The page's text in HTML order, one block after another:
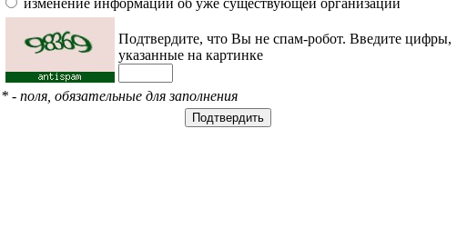
изменение информации об уже существующей организации
Подтвердите, что Вы не спам-робот. Введите цифры,
указанные на картинке
* - поля, обязательные для заполнения